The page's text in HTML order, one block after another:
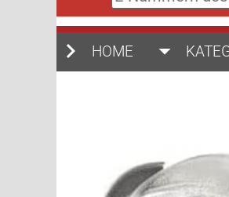
E-
Nummern
des
oder
HOME